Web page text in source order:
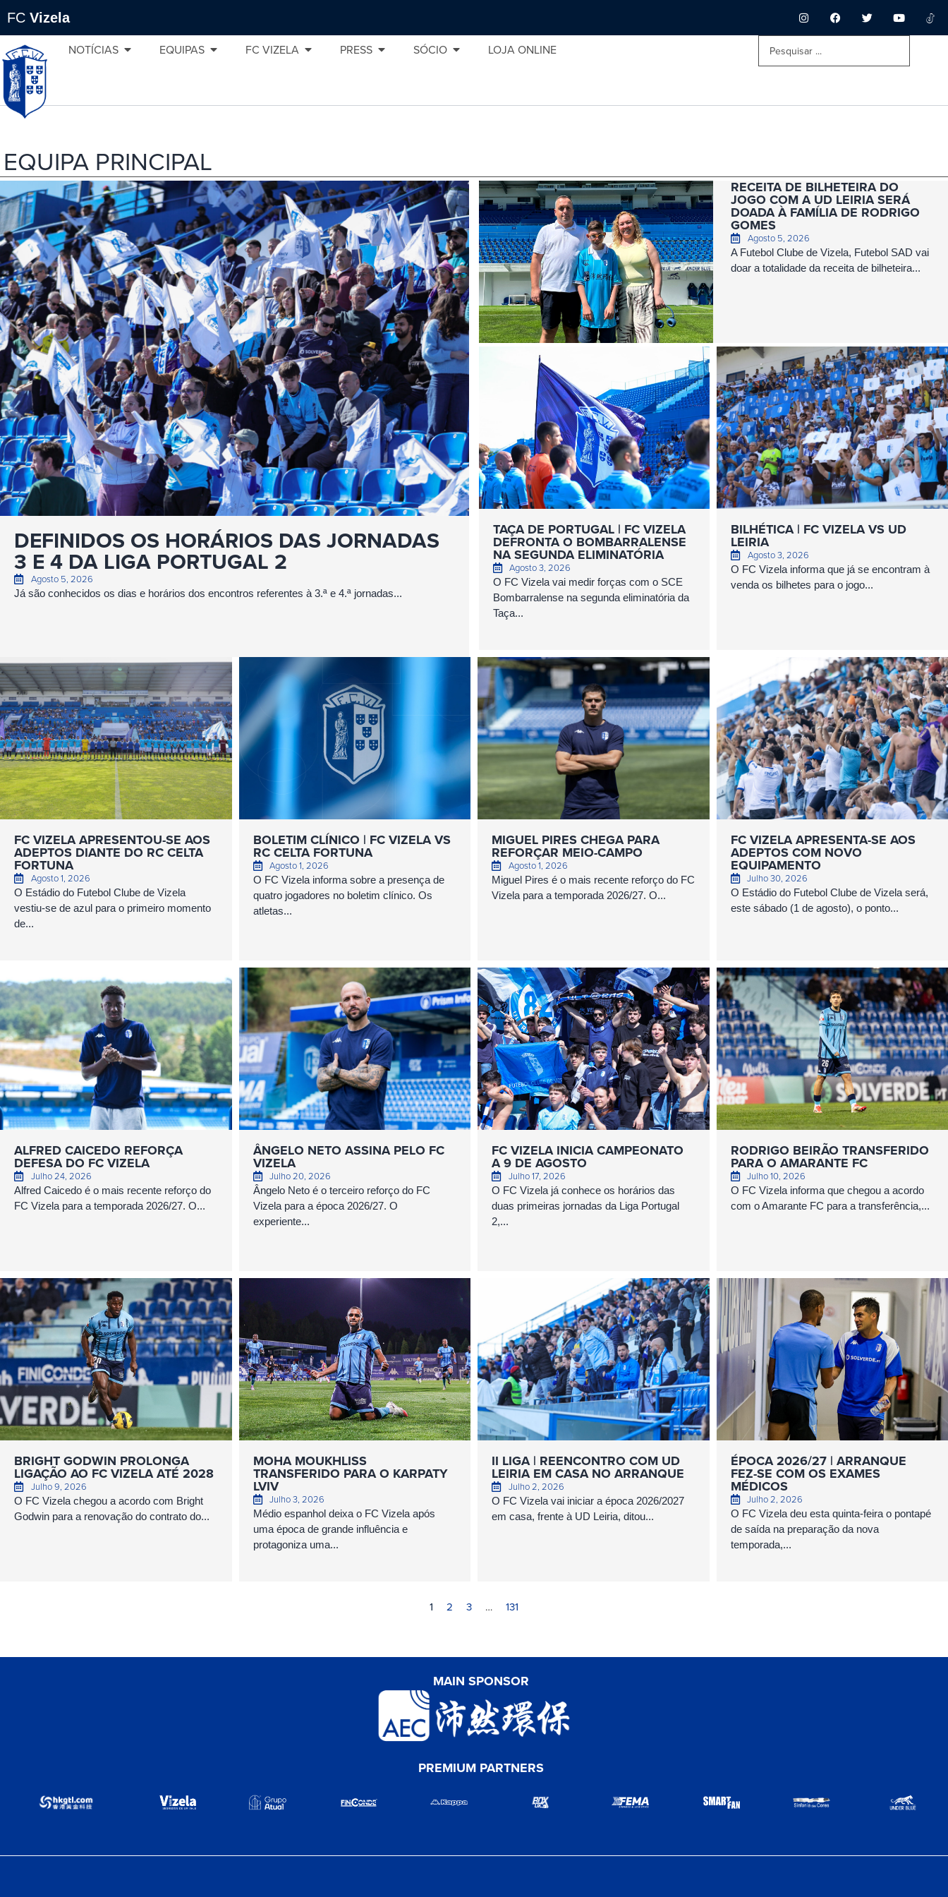
FC Vizela
NOTÍCIAS EQUIPAS FC VIZELA PRESS SÓCIO LOJA ONLINE
EQUIPA PRINCIPAL
DEFINIDOS OS HORÁRIOS DAS JORNADAS
3 E 4 DA LIGA PORTUGAL 2
Agosto 5, 2026
Já são conhecidos os dias e horários dos encontros referentes à 3.ª e 4.ª jornadas...
RECEITA DE BILHETEIRA DO
JOGO COM A UD LEIRIA SERÁ
DOADA À FAMÍLIA DE RODRIGO
GOMES
Agosto 5, 2026
A Futebol Clube de Vizela, Futebol SAD vai
doar a totalidade da receita de bilheteira...
TAÇA DE PORTUGAL | FC VIZELA
DEFRONTA O BOMBARRALENSE
NA SEGUNDA ELIMINATÓRIA
Agosto 3, 2026
O FC Vizela vai medir forças com o SCE
Bombarralense na segunda eliminatória da
Taça...
BILHÉTICA | FC VIZELA VS UD
LEIRIA
Agosto 3, 2026
O FC Vizela informa que já se encontram à
venda os bilhetes para o jogo...
FC VIZELA APRESENTOU-SE AOS
ADEPTOS DIANTE DO RC CELTA
FORTUNA
Agosto 1, 2026
O Estádio do Futebol Clube de Vizela
vestiu-se de azul para o primeiro momento
de...
BOLETIM CLÍNICO | FC VIZELA VS
RC CELTA FORTUNA
Agosto 1, 2026
O FC Vizela informa sobre a presença de
quatro jogadores no boletim clínico. Os
atletas...
MIGUEL PIRES CHEGA PARA
REFORÇAR MEIO-CAMPO
Agosto 1, 2026
Miguel Pires é o mais recente reforço do FC
Vizela para a temporada 2026/27. O...
FC VIZELA APRESENTA-SE AOS
ADEPTOS COM NOVO
EQUIPAMENTO
Julho 30, 2026
O Estádio do Futebol Clube de Vizela será,
este sábado (1 de agosto), o ponto...
ALFRED CAICEDO REFORÇA
DEFESA DO FC VIZELA
Julho 24, 2026
Alfred Caicedo é o mais recente reforço do
FC Vizela para a temporada 2026/27. O...
ÂNGELO NETO ASSINA PELO FC
VIZELA
Julho 20, 2026
Ângelo Neto é o terceiro reforço do FC
Vizela para a época 2026/27. O
experiente...
FC VIZELA INICIA CAMPEONATO
A 9 DE AGOSTO
Julho 17, 2026
O FC Vizela já conhece os horários das
duas primeiras jornadas da Liga Portugal
2,...
RODRIGO BEIRÃO TRANSFERIDO
PARA O AMARANTE FC
Julho 10, 2026
O FC Vizela informa que chegou a acordo
com o Amarante FC para a transferência,...
BRIGHT GODWIN PROLONGA
LIGAÇÃO AO FC VIZELA ATÉ 2028
Julho 9, 2026
O FC Vizela chegou a acordo com Bright
Godwin para a renovação do contrato do...
MOHA MOUKHLISS
TRANSFERIDO PARA O KARPATY
LVIV
Julho 3, 2026
Médio espanhol deixa o FC Vizela após
uma época de grande influência e
protagoniza uma...
II LIGA | REENCONTRO COM UD
LEIRIA EM CASA NO ARRANQUE
Julho 2, 2026
O FC Vizela vai iniciar a época 2026/2027
em casa, frente à UD Leiria, ditou...
ÉPOCA 2026/27 | ARRANQUE
FEZ-SE COM OS EXAMES
MÉDICOS
Julho 2, 2026
O FC Vizela deu esta quinta-feira o pontapé
de saída na preparação da nova
temporada,...
1 2 3 … 131
MAIN SPONSOR
PREMIUM PARTNERS